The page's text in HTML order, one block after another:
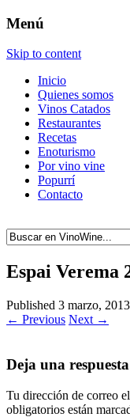
Menú
Skip to content
Inicio
Quienes somos
Vinos Catados
Restaurantes
Recetas
Enoturismo
Por vino vine
Popurrí
Contacto
Espai Verema
Published 3 marzo, 2013
← Previous Next →
Deja una respuesta
Tu dirección de correo
obligatorios están